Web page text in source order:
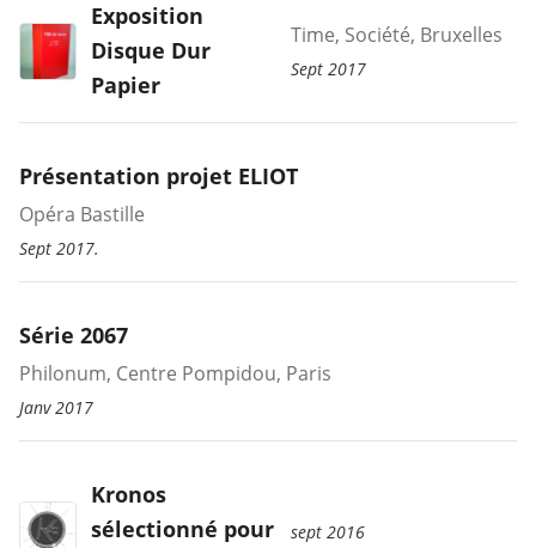
Exposition
Disque Dur
Papier
Time, Société, Bruxelles
Sept 2017
Présentation projet ELIOT
Opéra Bastille
Sept 2017.
Série 2067
Philonum, Centre Pompidou, Paris
Janv 2017
Kronos
sélectionné pour
sept 2016